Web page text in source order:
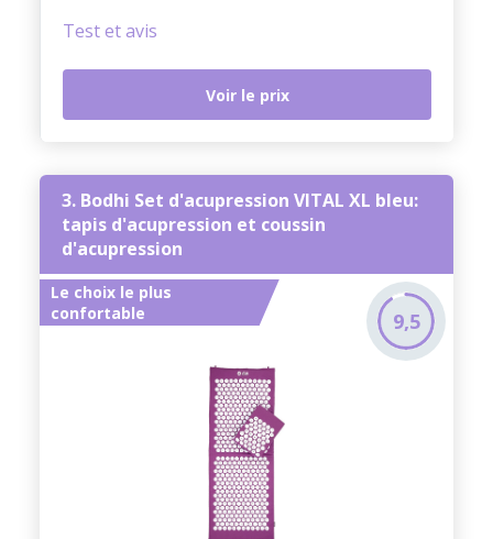
Test et avis
Voir le prix
3. Bodhi Set d'acupression VITAL XL bleu:
tapis d'acupression et coussin
d'acupression
Le choix le plus
confortable
9,5